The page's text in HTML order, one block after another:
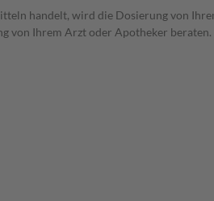
handelt, wird die Dosierung von
von Ihrem Arzt oder Apotheker beraten.